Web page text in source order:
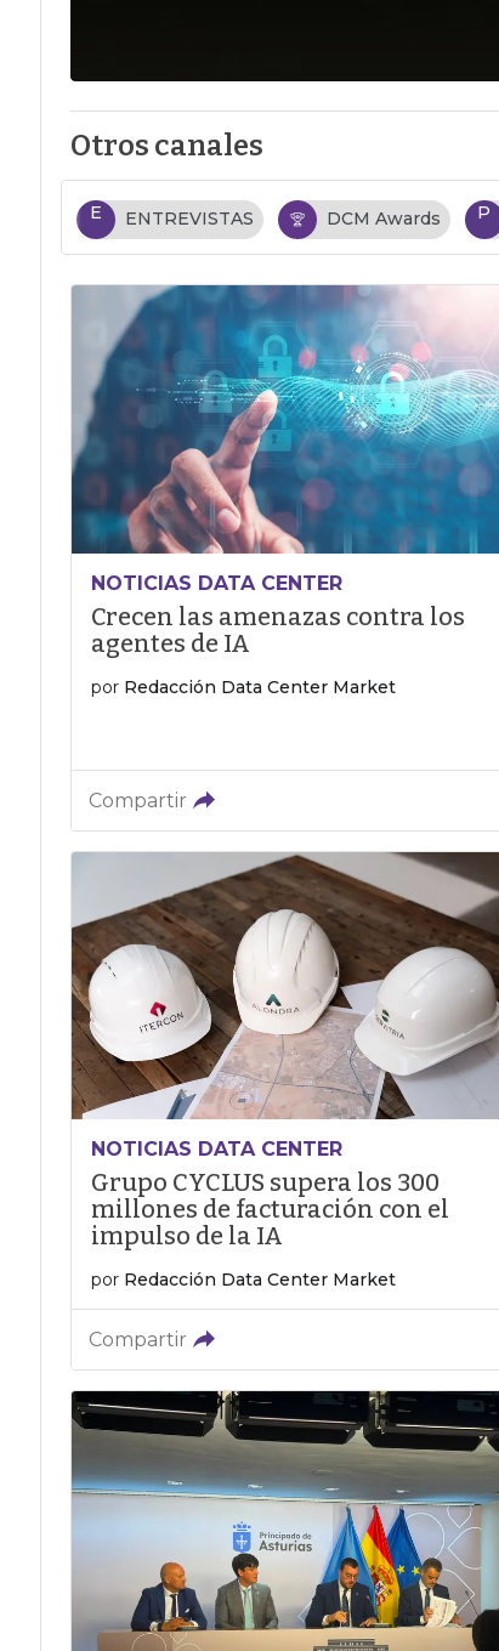
Otros canales
E ENTREVISTAS DCM Awards P
NOTICIAS DATA CENTER
Crecen las amenazas contra los
agentes de IA
por Redacción Data Center Market
Compartir
NOTICIAS DATA CENTER
Grupo CYCLUS supera los 300
millones de facturación con el
impulso de la IA
por Redacción Data Center Market
Compartir